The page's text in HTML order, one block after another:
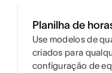
Planilha de
Use modelos de
criados para
configuração de